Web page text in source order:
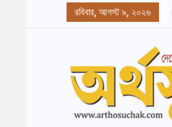
রবিবার, আগস্ট ৯, ২০২৬